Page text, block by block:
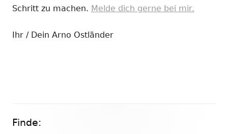
Schritt zu machen. Melde dich gerne bei mir.
Ihr / Dein Arno Ostländer
Haupt-
Finde: